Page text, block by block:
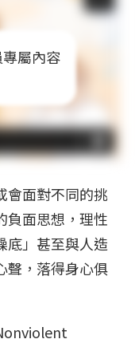
屬內容
會面對不同的挑
負面思想，理性
底」甚至與人造
聲，落得身心俱